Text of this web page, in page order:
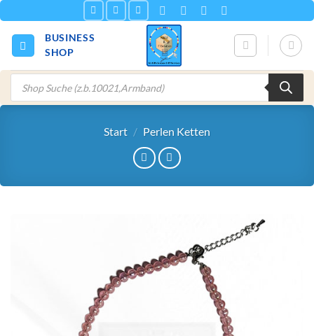
Inhalt
springen
BUSINESS
SHOP
Products
search
Start / Perlen Ketten